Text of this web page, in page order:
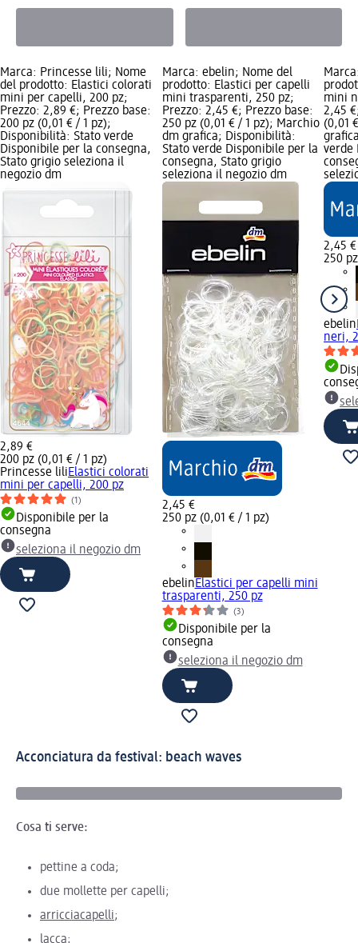
Marca: Princesse lili; Nome
del prodotto: Elastici colorati
mini per capelli, 200 pz;
Prezzo: 2,89 €; Prezzo base:
200 pz (0,01 € / 1 pz);
Disponibilità: Stato verde
Disponibile per la consegna,
Stato grigio seleziona il
negozio dm
2,89 €
200 pz (0,01 € / 1 pz)
Princesse liliElastici colorati
mini per capelli, 200 pz
(1)
Disponibile per la
consegna
seleziona il negozio dm
Marca: ebelin; Nome del
prodotto: Elastici per capelli
mini trasparenti, 250 pz;
Prezzo: 2,45 €; Prezzo base:
250 pz (0,01 € / 1 pz); Marchio
dm grafica; Disponibilità:
Stato verde Disponibile per la
consegna, Stato grigio
seleziona il negozio dm
2,45 €
250 pz (0,01 € / 1 pz)
ebelinElastici per capelli mini
trasparenti, 250 pz
(3)
Disponibile per la
consegna
seleziona il negozio dm
mini
2,45
(0,01
verde
2,45 €
250
ebelin
neri,
Acconciatura da festival: beach waves
Cosa ti serve:
pettine a coda;
due mollette per capelli;
arricciacapelli;
lacca;